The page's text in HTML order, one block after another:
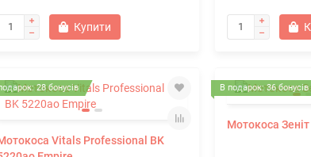
Купити
28 бонусів
Vitals Professional BK
В подарок: 36 бонусів
Мотокоса